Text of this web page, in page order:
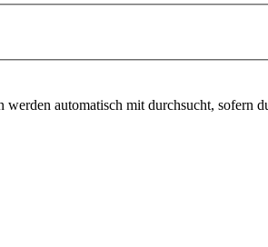
automatisch mit durchsucht, sofern